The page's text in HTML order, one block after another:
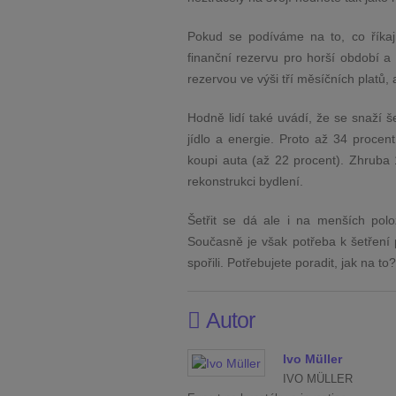
Pokud se podíváme na to, co
finanční rezervu pro horší období
rezervou ve výši tří měsíčních platů,
Hodně lidí také uvádí, že se snaží
jídlo a energie. Proto až 34
koupi auta (až 22 procent).
rekonstrukci bydlení.
Šetřit se dá ale i na menších
Současně je však potřeba k
spořili. Potřebujete poradit, jak na
Autor
Ivo Müller
IVO MÜLLER